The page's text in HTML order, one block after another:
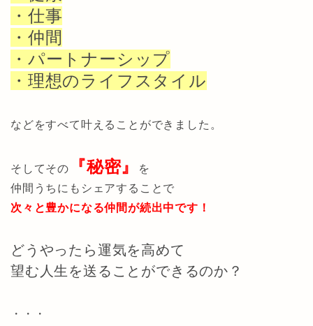
・仕事
・仲間
・パートナーシップ
・理想のライフスタイル
などをすべて叶えることができました。
そしてその 『秘密』
を
仲間うちにもシェアすることで
次々と豊かになる仲間が続出中です！
どうやったら運気を高めて
望む人生を送ることができるのか？
・・・